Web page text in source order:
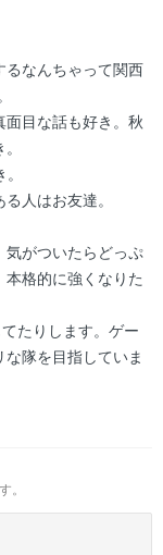
るなんちゃって関西
目な話も好き。秋
人はお友達。
気がついたらどっぷ
本格的に強くなりた
たりします。ゲー
隊を目指していま
。